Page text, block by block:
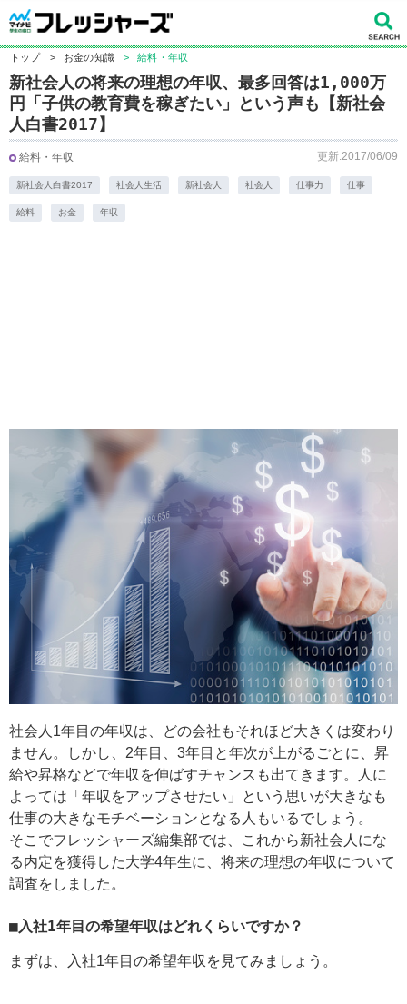
トップ > お金の知識 > 給料・年収
新社会人の将来の理想の年収、最多回答は1,000万
円「子供の教育費を稼ぎたい」という声も【新社会
人白書2017】
給料・年収 更新:2017/06/09
新社会人白書2017 社会人生活 新社会人 社会人 仕事力 仕事
給料 お金 年収
社会人1年目の年収は、どの会社もそれほど大きくは変わり
ません。しかし、2年目、3年目と年次が上がるごとに、昇
給や昇格などで年収を伸ばすチャンスも出てきます。人に
よっては「年収をアップさせたい」という思いが大きなも
仕事の大きなモチベーションとなる人もいるでしょう。
そこでフレッシャーズ編集部では、これから新社会人にな
る内定を獲得した大学4年生に、将来の理想の年収について
調査をしました。
■入社1年目の希望年収はどれくらいですか？
まずは、入社1年目の希望年収を見てみましょう。